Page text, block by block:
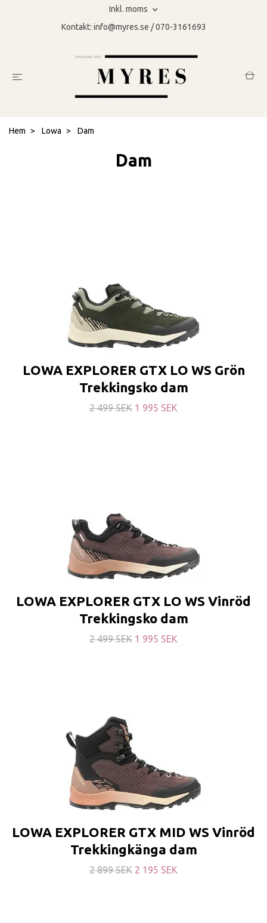
Inkl. moms
Kontakt: info@myres.se / 070-3161693
Hem Lowa Dam
Dam
LOWA EXPLORER GTX LO WS Grön
Trekkingsko dam
2 499 SEK 1 995 SEK
LOWA EXPLORER GTX LO WS Vinröd
Trekkingsko dam
2 499 SEK 1 995 SEK
LOWA EXPLORER GTX MID WS Vinröd
Trekkingkänga dam
2 899 SEK 2 195 SEK